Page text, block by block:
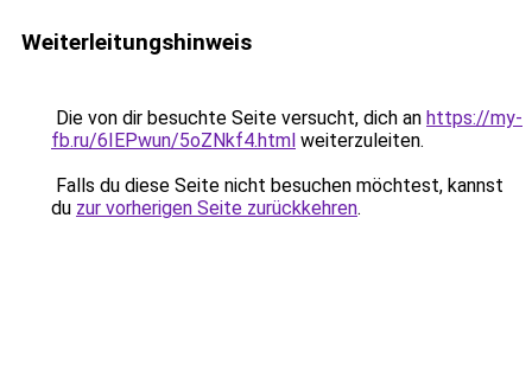
Weiterleitungshinweis
Die von dir besuchte Seite versucht, dich an https://my-
fb.ru/6IEPwun/5oZNkf4.html weiterzuleiten.
Falls du diese Seite nicht besuchen möchtest, kannst
du zur vorherigen Seite zurückkehren.